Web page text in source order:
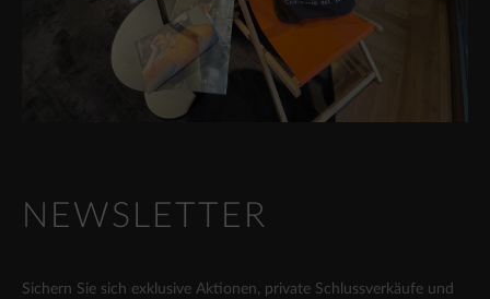
NEWSLETTER
Sichern Sie sich exklusive Aktionen, private Schlussverkäufe und